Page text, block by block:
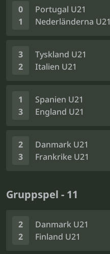
0
1
Portugal U21
Nederländerna U21
3
2
Tyskland U21
Italien U21
1
3
Spanien U21
England U21
2
3
Danmark U21
Frankrike U21
Gruppspel - 11
2
2
Danmark U21
Finland U21